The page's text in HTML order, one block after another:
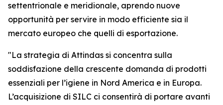
settentrionale e meridionale, aprendo nuove
opportunità per servire in modo efficiente sia il
mercato europeo che quelli di esportazione.
"La strategia di Attindas si concentra sulla
soddisfazione della crescente domanda di prodotti
essenziali per l’igiene in Nord America e in Europa.
L’acquisizione di SILC ci consentirà di portare avanti